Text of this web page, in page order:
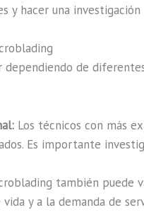
y hacer una
de
Los técnicos con más
Es importante
también puede
y a la demanda de